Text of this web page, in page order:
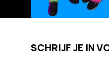
SCHRIJF JE IN